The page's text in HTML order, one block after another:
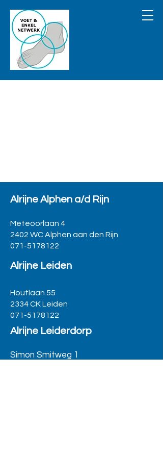
Alrijne Alphen a/d Rijn
Meteoorlaan 4
2402 WC Alphen aan den Rijn
071-5178122
Alrijne Leiderdorp
Simon Smitweg 1
Alrijne Leiden
Houtlaan 55
2334 CK Leiden
071-5178122